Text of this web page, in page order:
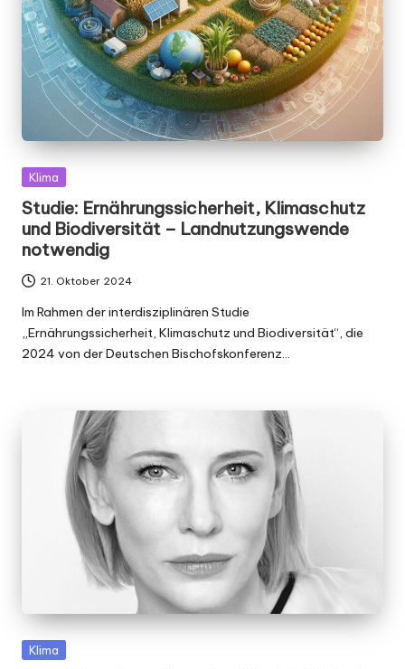
Posted
Klima
Studie: Ernährungssicherheit, Klimaschutz
und Biodiversität – Landnutzungswende
notwendig
21. Oktober 2024
Im Rahmen der interdisziplinären Studie
„Ernährungssicherheit, Klimaschutz und Biodiversität“, die
2024 von der Deutschen Bischofskonferenz…
Posted
Klima